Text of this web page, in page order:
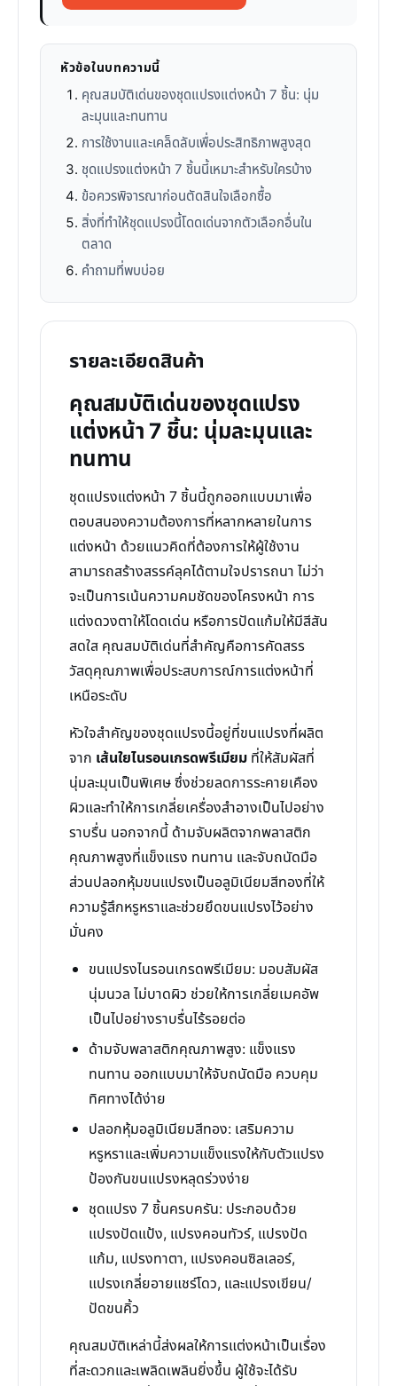
หัวข้อในบทความนี้
คุณสมบัติเด่นของชุดแปรงแต่งหน้า 7 ชิ้น: นุ่ม
ละมุนและทนทาน
การใช้งานและเคล็ดลับเพื่อประสิทธิภาพสูงสุด
ชุดแปรงแต่งหน้า 7 ชิ้นนี้เหมาะสำหรับใครบ้าง
ข้อควรพิจารณาก่อนตัดสินใจเลือกซื้อ
สิ่งที่ทำให้ชุดแปรงนี้โดดเด่นจากตัวเลือกอื่นใน
ตลาด
คำถามที่พบบ่อย
รายละเอียดสินค้า
คุณสมบัติเด่นของชุดแปรง
แต่งหน้า 7 ชิ้น: นุ่มละมุนและ
ทนทาน
ชุดแปรงแต่งหน้า 7 ชิ้นนี้ถูกออกแบบมาเพื่อ
ตอบสนองความต้องการที่หลากหลายในการ
แต่งหน้า ด้วยแนวคิดที่ต้องการให้ผู้ใช้งาน
สามารถสร้างสรรค์ลุคได้ตามใจปรารถนา ไม่ว่า
จะเป็นการเน้นความคมชัดของโครงหน้า การ
แต่งดวงตาให้โดดเด่น หรือการปัดแก้มให้มีสีสัน
สดใส คุณสมบัติเด่นที่สำคัญคือการคัดสรร
วัสดุคุณภาพเพื่อประสบการณ์การแต่งหน้าที่
เหนือระดับ
หัวใจสำคัญของชุดแปรงนี้อยู่ที่ขนแปรงที่ผลิต
จาก เส้นใยไนรอนเกรดพรีเมียม ที่ให้สัมผัสที่
นุ่มละมุนเป็นพิเศษ ซึ่งช่วยลดการระคายเคือง
ผิวและทำให้การเกลี่ยเครื่องสำอางเป็นไปอย่าง
ราบรื่น นอกจากนี้ ด้ามจับผลิตจากพลาสติก
คุณภาพสูงที่แข็งแรง ทนทาน และจับถนัดมือ
ส่วนปลอกหุ้มขนแปรงเป็นอลูมิเนียมสีทองที่ให้
ความรู้สึกหรูหราและช่วยยึดขนแปรงไว้อย่าง
มั่นคง
ขนแปรงไนรอนเกรดพรีเมียม: มอบสัมผัส
นุ่มนวล ไม่บาดผิว ช่วยให้การเกลี่ยเมคอัพ
เป็นไปอย่างราบรื่นไร้รอยต่อ
ด้ามจับพลาสติกคุณภาพสูง: แข็งแรง
ทนทาน ออกแบบมาให้จับถนัดมือ ควบคุม
ทิศทางได้ง่าย
ปลอกหุ้มอลูมิเนียมสีทอง: เสริมความ
หรูหราและเพิ่มความแข็งแรงให้กับตัวแปรง
ป้องกันขนแปรงหลุดร่วงง่าย
ชุดแปรง 7 ชิ้นครบครัน: ประกอบด้วย
แปรงปัดแป้ง, แปรงคอนทัวร์, แปรงปัด
แก้ม, แปรงทาตา, แปรงคอนซิลเลอร์,
แปรงเกลี่ยอายแชร์โดว, และแปรงเขียน/
ปัดขนคิ้ว
คุณสมบัติเหล่านี้ส่งผลให้การแต่งหน้าเป็นเรื่อง
ที่สะดวกและเพลิดเพลินยิ่งขึ้น ผู้ใช้จะได้รับ